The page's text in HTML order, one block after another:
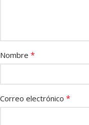
Nombre *
Correo electrónico *